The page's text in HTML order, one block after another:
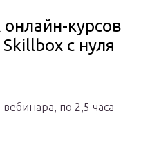
курсов
с нуля
по 2,5 часа